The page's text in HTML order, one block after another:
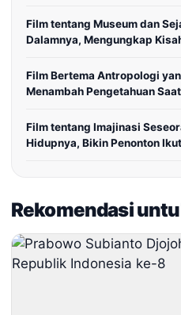
Film tentang Museum dan
Dalamnya, Mengungkap
Film Bertema Antropologi
Menambah Pengetahuan
Film tentang Imajinasi
Hidupnya, Bikin Penonton
Rekomendasi